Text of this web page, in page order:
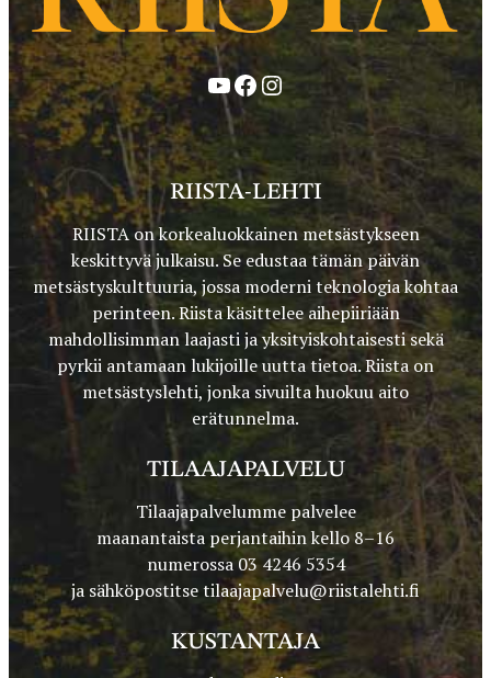
YouTube
Facebook
Instagram
RIISTA-LEHTI
RIISTA on korkealuokkainen metsästykseen
keskittyvä julkaisu. Se edustaa tämän päivän
metsästyskulttuuria, jossa moderni teknologia kohtaa
perinteen. Riista käsittelee aihepiiriään
mahdollisimman laajasti ja yksityiskohtaisesti sekä
pyrkii antamaan lukijoille uutta tietoa. Riista on
metsästyslehti, jonka sivuilta huokuu aito
erätunnelma.
TILAAJAPALVELU
Tilaajapalvelumme palvelee
maanantaista perjantaihin kello 8–16
numerossa 03 4246 5354
ja sähköpostitsetilaajapalvelu@riistalehti.fi
KUSTANTAJA